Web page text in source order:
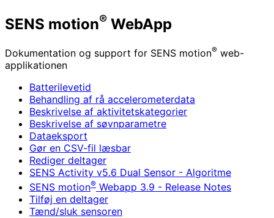
SENS motion® WebApp
Dokumentation og support for SENS motion® web-
applikationen
Batterilevetid
Behandling af rå accelerometerdata
Beskrivelse af aktivitetskategorier
Beskrivelse af søvnparametre
Dataeksport
Gør en CSV-fil læsbar
Rediger deltager
SENS Activity v5.6 Dual Sensor - Algoritme
SENS motion® Webapp 3.9 - Release Notes
Tilføj en deltager
Tænd/sluk sensoren